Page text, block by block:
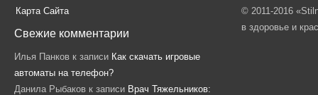
Карта Сайта
Свежие комментарии
Илья Панков к записи Как скачать игровые
автоматы на телефон?
Данила Рыбаков к записи Врач Тяжельников:
© 2011-2016
в здоровье и